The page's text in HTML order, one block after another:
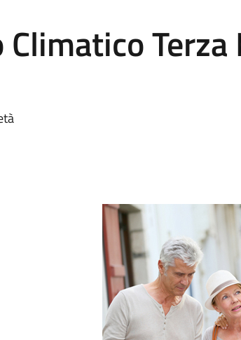
Terza